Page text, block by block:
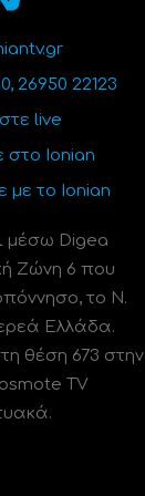
26950 22123
live
στο Ionian
με το Ionian
μέσω Digea
Ζώνη 6 που
το N.
Ελλάδα.
θέση 673 στην
TV